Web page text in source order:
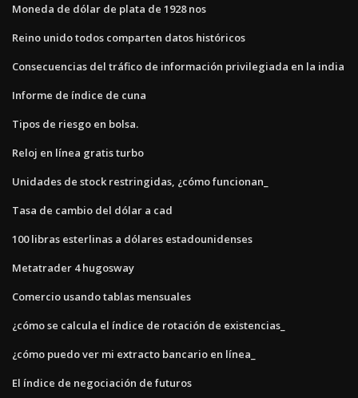
Moneda de dólar de plata de 1928 nos
Reino unido todos comparten datos históricos
Consecuencias del tráfico de información privilegiada en la india
Informe de índice de cuna
Tipos de riesgo en bolsa.
Reloj en línea gratis turbo
Unidades de stock restringidas, ¿cómo funcionan_
Tasa de cambio del dólar a cad
100 libras esterlinas a dólares estadounidenses
Metatrader 4 hugosway
Comercio usando tablas mensuales
¿cómo se calcula el índice de rotación de existencias_
¿cómo puedo ver mi extracto bancario en línea_
El índice de negociación de futuros